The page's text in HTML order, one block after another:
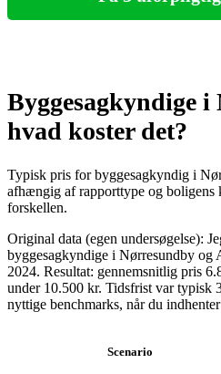
Byggesagkyndige
hvad koster det?
Typisk pris for byggesagkyndig i
afhængig af rapporttype og
forskellen.
Original data (egen undersøgelse):
byggesagkyndige i Nørresundby og
2024. Resultat: gennemsnitlig pris
under 10.500 kr. Tidsfrist var typisk
nyttige benchmarks, når du
Scenario